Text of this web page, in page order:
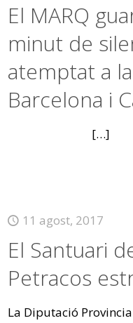
El MARQ
minut de
atemptat a
Barcelona i
[…]
11 agost, 2017
El Santuari
Petracos
La Diputació